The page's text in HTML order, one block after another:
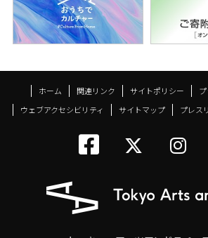
ホーム 関連リンク サイトポリシー
ウェブアクセシビリティ
サイトマップ プレス
トーキ